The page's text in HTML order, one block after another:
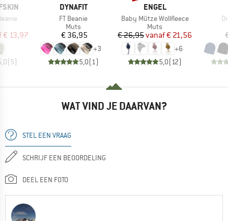
prijs
€ 13,97
(5)
MERK
DYNAFIT
Artikel
FT Beanie
Productgroep
Muts
Prijs
€ 36,95
+3
5,0(1)
MERK
ENGEL
Artikel
Baby Mütze Wollfleece
Productgroep
Muts
Prijs
€ 26,95 Verlaagde prijs
vanaf€ 21,56
+6
5,0(12)
WAT VIND JE DAARVAN?
STEL EEN VRAAG
SCHRIJF EEN BEOORDELING
DEEL EEN FOTO